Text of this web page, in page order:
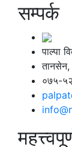
सम्पर्क
पाल्पा
तानसेन,
०७५-